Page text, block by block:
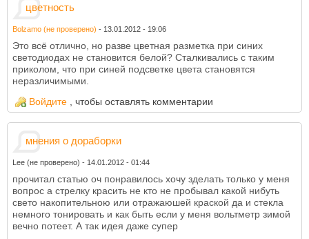
цветность
Bolzamo (не проверено) - 13.01.2012 - 19:06
Это всё отлично, но разве цветная разметка при синих
светодиодах не становится белой? Сталкивались с таким
приколом, что при синей подсветке цвета становятся
неразличимыми.
Войдите
, чтобы оставлять комментарии
мнения о дораборки
Lee (не проверено) - 14.01.2012 - 01:44
прочитал статью оч понравилось хочу зделать только у меня
вопрос а стрелку красить не кто не пробывал какой нибуть
свето накопительною или отражаюшей краской да и стекла
немного тонировать и как быть если у меня вольтметр зимой
вечно потеет. А так идея даже супер